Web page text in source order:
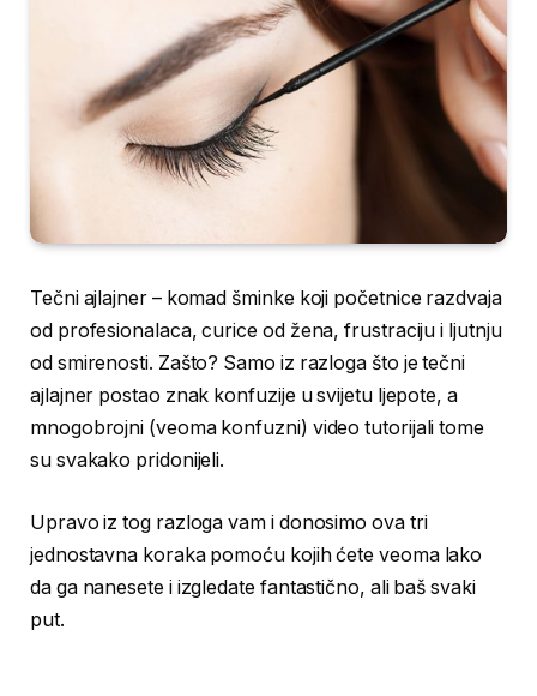
Tečni ajlajner – komad šminke koji početnice razdvaja
od profesionalaca, curice od žena, frustraciju i ljutnju
od smirenosti. Zašto? Samo iz razloga što je tečni
ajlajner postao znak konfuzije u svijetu ljepote, a
mnogobrojni (veoma konfuzni) video tutorijali tome
su svakako pridonijeli.
Upravo iz tog razloga vam i donosimo ova tri
jednostavna koraka pomoću kojih ćete veoma lako
da ga nanesete i izgledate fantastično, ali baš svaki
put.